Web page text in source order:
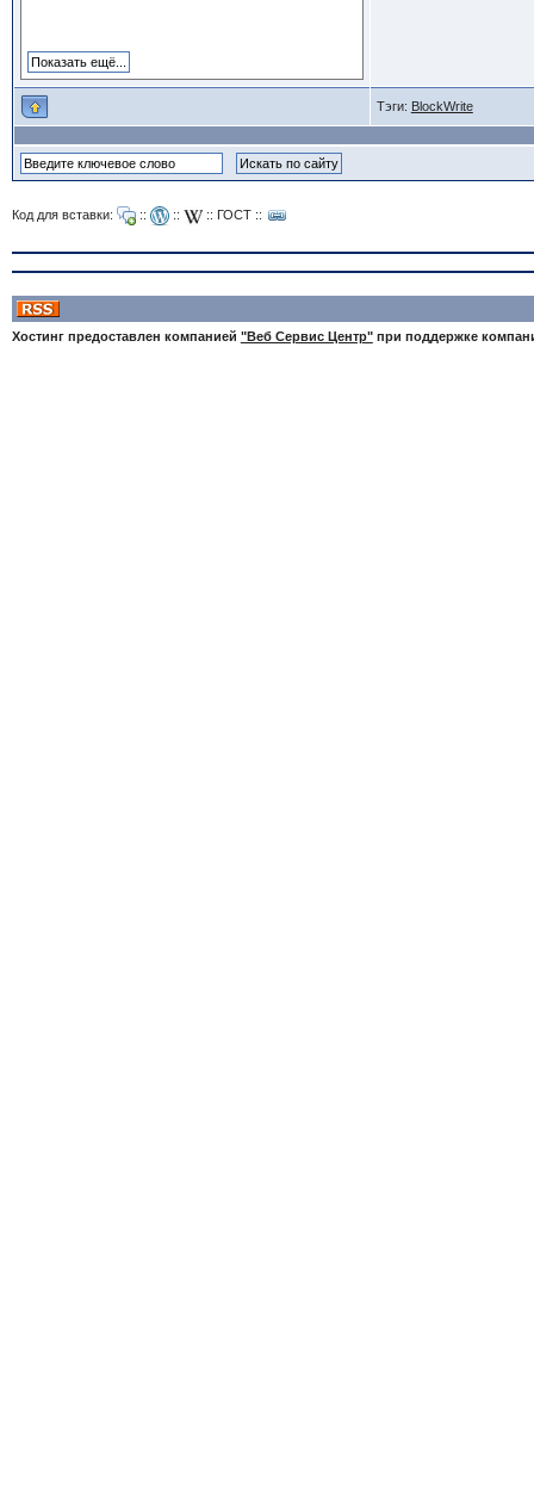
Тэги: BlockWrite
Код для вставки: :: :: :: ГОСТ::
Хостинг предоставлен компанией "Веб Сервис Центр"при поддержке